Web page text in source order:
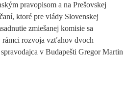
pravopisom a na Prešovskej
ktoré pre vlády Slovenskej
zmiešanej komisie sa
rámci rozvoja vzťahov dvoch
v Budapešti Gregor Martin